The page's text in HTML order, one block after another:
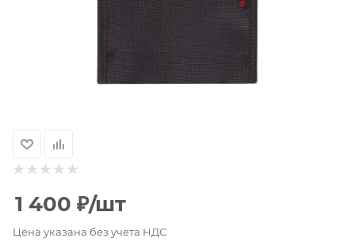
1 400 ₽/шт
Цена указана без учета НДС